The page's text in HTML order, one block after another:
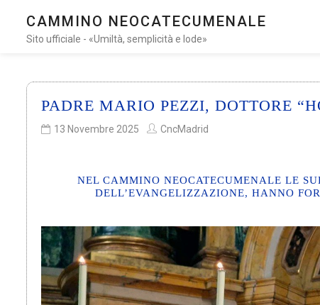
CAMMINO NEOCATECUMENALE
Sito ufficiale - «Umiltà, semplicità e lode»
PADRE MARIO PEZZI, DOTTORE
13 Novembre 2025 CncMadrid
NEL CAMMINO NEOCATECUMENALE LE
DELL’EVANGELIZZAZIONE, HANNO